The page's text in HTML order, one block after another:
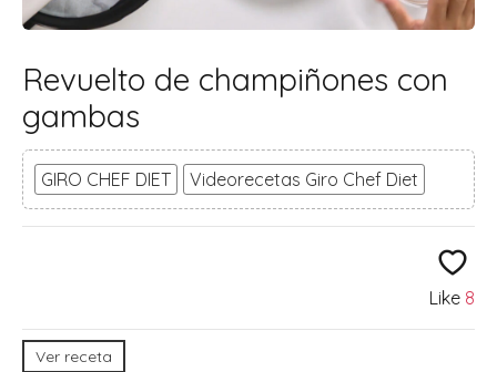
Revuelto de champiñones con
gambas
GIRO CHEF DIET Videorecetas Giro Chef Diet
Like 8
Ver receta